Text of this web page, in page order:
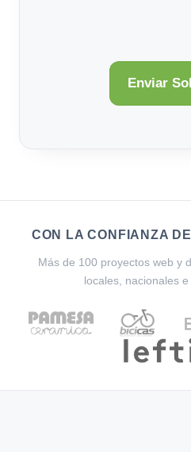
CON LA CONFIANZA
Más de 100 proyectos web y
locales, nacionales